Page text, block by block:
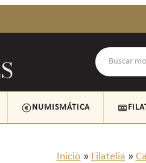
NUMISMÁTICA
Inicio » Filatelia »